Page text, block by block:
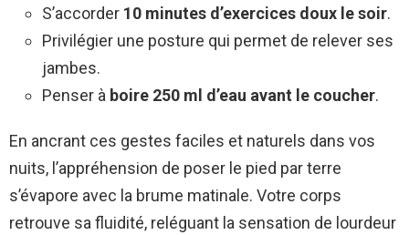
S’accorder 10 minutes d’exercices doux le soir.
Privilégier une posture qui permet de relever ses
jambes.
Penser à boire 250 ml d’eau avant le coucher.
En ancrant ces gestes faciles et naturels dans vos
nuits, l’appréhension de poser le pied par terre
s’évapore avec la brume matinale. Votre corps
retrouve sa fluidité, reléguant la sensation de lourdeur